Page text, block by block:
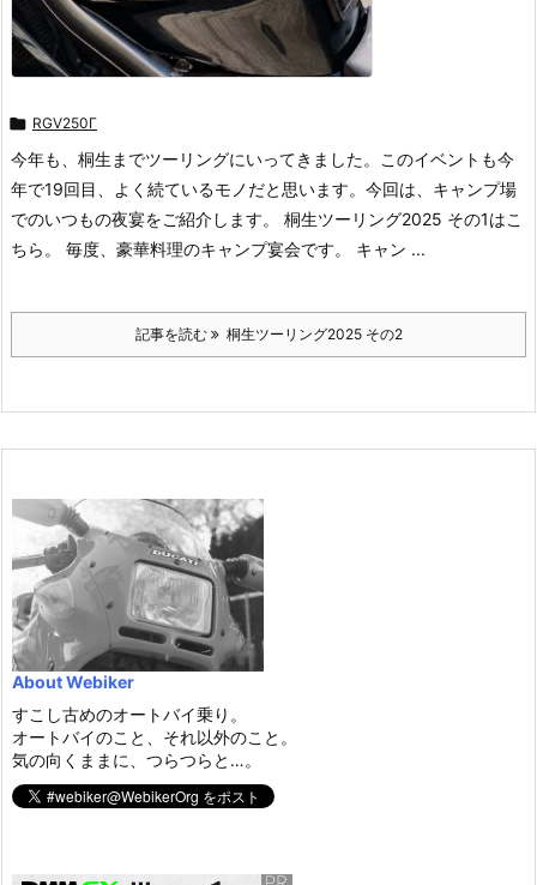
 RGV250Γ
今年も、桐生までツーリングにいってきました。このイベントも今
年で19回目、よく続ているモノだと思います。今回は、キャンプ場
でのいつもの夜宴をご紹介します。 桐生ツーリング2025 その1はこ
ちら。 毎度、豪華料理のキャンプ宴会です。 キャン ...
記事を読む 桐生ツーリング2025 その2
About Webiker
すこし古めのオートバイ乗り。
オートバイのこと、それ以外のこと。
気の向くままに、つらつらと…。